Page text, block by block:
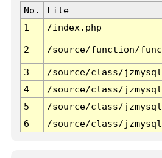
No. File
1
/index.php
2 /source/function/
3 /source/class/
4
/source/class/
5
/source/class/
6
/source/class/